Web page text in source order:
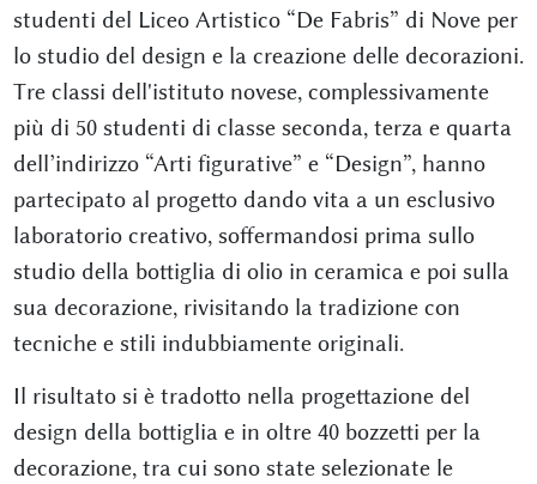
studenti del Liceo Artistico “De Fabris” di Nove per
lo studio del design e la creazione delle decorazioni.
Tre classi dell'istituto novese, complessivamente
più di 50 studenti di classe seconda, terza e quarta
dell’indirizzo “Arti figurative” e “Design”, hanno
partecipato al progetto dando vita a un esclusivo
laboratorio creativo, soffermandosi prima sullo
studio della bottiglia di olio in ceramica e poi sulla
sua decorazione, rivisitando la tradizione con
tecniche e stili indubbiamente originali.
Il risultato si è tradotto nella progettazione del
design della bottiglia e in oltre 40 bozzetti per la
decorazione, tra cui sono state selezionate le